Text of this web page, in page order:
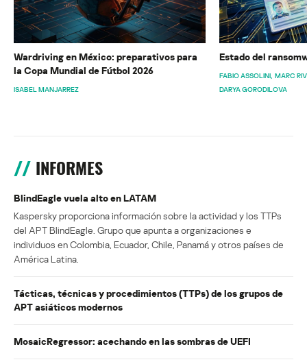
Wardriving en México: preparativos para
la Copa Mundial de Fútbol 2026
ISABEL MANJARREZ
Estado del
FABIO ASSOLINI MARC
DARYA GORODILOVA
INFORMES
BlindEagle vuela alto en LATAM
Kaspersky proporciona información sobre la actividad y los TTPs
del APT BlindEagle. Grupo que apunta a organizaciones e
individuos en Colombia, Ecuador, Chile, Panamá y otros países de
América Latina.
Tácticas, técnicas y procedimientos (TTPs) de los grupos de
APT asiáticos modernos
MosaicRegressor: acechando en las sombras de UEFI